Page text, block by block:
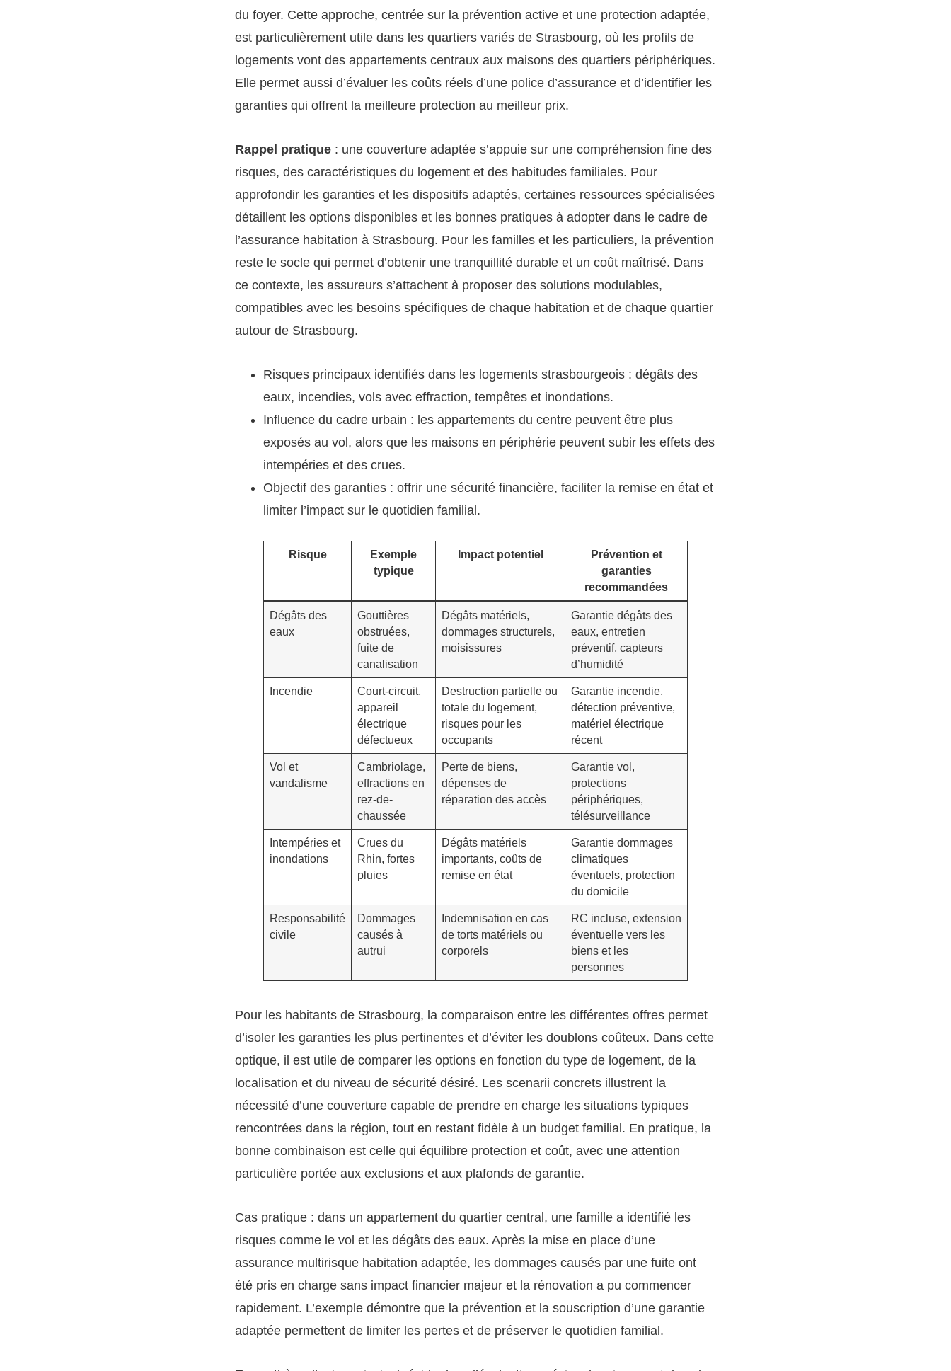
du foyer. Cette approche, centrée sur la prévention active et une protection adaptée,
est particulièrement utile dans les quartiers variés de Strasbourg, où les profils de
logements vont des appartements centraux aux maisons des quartiers périphériques.
Elle permet aussi d’évaluer les coûts réels d’une police d’assurance et d’identifier les
garanties qui offrent la meilleure protection au meilleur prix.
Rappel pratique : une couverture adaptée s’appuie sur une compréhension fine des
risques, des caractéristiques du logement et des habitudes familiales. Pour
approfondir les garanties et les dispositifs adaptés, certaines ressources spécialisées
détaillent les options disponibles et les bonnes pratiques à adopter dans le cadre de
l’assurance habitation à Strasbourg. Pour les familles et les particuliers, la prévention
reste le socle qui permet d’obtenir une tranquillité durable et un coût maîtrisé. Dans
ce contexte, les assureurs s’attachent à proposer des solutions modulables,
compatibles avec les besoins spécifiques de chaque habitation et de chaque quartier
autour de Strasbourg.
Risques principaux identifiés dans les logements strasbourgeois : dégâts des
eaux, incendies, vols avec effraction, tempêtes et inondations.
Influence du cadre urbain : les appartements du centre peuvent être plus
exposés au vol, alors que les maisons en périphérie peuvent subir les effets des
intempéries et des crues.
Objectif des garanties : offrir une sécurité financière, faciliter la remise en état et
limiter l’impact sur le quotidien familial.
Risque
Exemple
typique
Impact potentiel
Prévention et
garanties
recommandées
Dégâts des
eaux
Gouttières
obstruées,
fuite de
canalisation
Dégâts matériels,
dommages structurels,
moisissures
Garantie dégâts des
eaux, entretien
préventif, capteurs
d’humidité
Incendie
Court-circuit,
appareil
électrique
défectueux
Destruction partielle ou
totale du logement,
risques pour les
occupants
Garantie incendie,
détection préventive,
matériel électrique
récent
Vol et
vandalisme
Cambriolage,
effractions en
rez-de-
chaussée
Perte de biens,
dépenses de
réparation des accès
Garantie vol,
protections
périphériques,
télésurveillance
Intempéries et
inondations
Crues du
Rhin, fortes
pluies
Dégâts matériels
importants, coûts de
remise en état
Garantie dommages
climatiques
éventuels, protection
du domicile
Responsabilité
civile
Dommages
causés à
autrui
Indemnisation en cas
de torts matériels ou
corporels
RC incluse, extension
éventuelle vers les
biens et les
personnes
Pour les habitants de Strasbourg, la comparaison entre les différentes offres permet
d’isoler les garanties les plus pertinentes et d’éviter les doublons coûteux. Dans cette
optique, il est utile de comparer les options en fonction du type de logement, de la
localisation et du niveau de sécurité désiré. Les scenarii concrets illustrent la
nécessité d’une couverture capable de prendre en charge les situations typiques
rencontrées dans la région, tout en restant fidèle à un budget familial. En pratique, la
bonne combinaison est celle qui équilibre protection et coût, avec une attention
particulière portée aux exclusions et aux plafonds de garantie.
Cas pratique : dans un appartement du quartier central, une famille a identifié les
risques comme le vol et les dégâts des eaux. Après la mise en place d’une
assurance multirisque habitation adaptée, les dommages causés par une fuite ont
été pris en charge sans impact financier majeur et la rénovation a pu commencer
rapidement. L’exemple démontre que la prévention et la souscription d’une garantie
adaptée permettent de limiter les pertes et de préserver le quotidien familial.